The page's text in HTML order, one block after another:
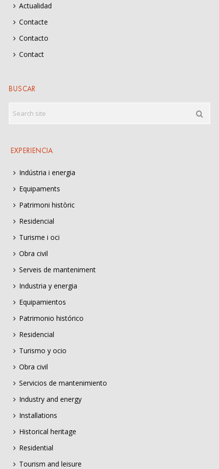
Actualidad
Contacte
Contacto
Contact
BUSCAR
EXPERIENCIA
Indústria i energia
Equipaments
Patrimoni històric
Residencial
Turisme i oci
Obra civil
Serveis de manteniment
Industria y energia
Equipamientos
Patrimonio histórico
Residencial
Turismo y ocio
Obra civil
Servicios de mantenimiento
Industry and energy
Installations
Historical heritage
Residential
Tourism and leisure